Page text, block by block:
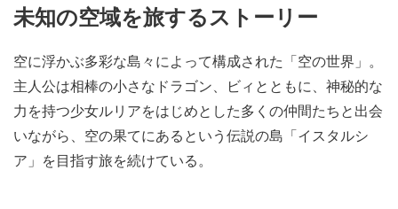
未知の空域を旅するストーリー
空に浮かぶ多彩な島々によって構成された「空の世界」。
主人公は相棒の小さなドラゴン、ビィとともに、神秘的な
力を持つ少女ルリアをはじめとした多くの仲間たちと出会
いながら、空の果てにあるという伝説の島「イスタルシ
ア」を目指す旅を続けている。